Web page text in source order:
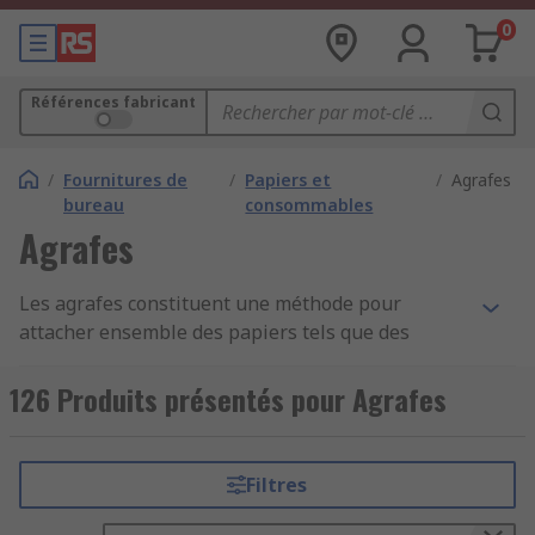
0
Références fabricant
/ Fournitures de
bureau
/ Papiers et
consommables
/ Agrafes
Agrafes
Les agrafes constituent une méthode pour
attacher ensemble des papiers tels que des
agrafes représentent un excellent moyen pour
conserver vos documents importants groupés, et
126 Produits présentés pour Agrafes
Filtres